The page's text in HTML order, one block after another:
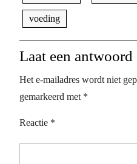
voeding
Laat een antwoord
Het e-mailadres wordt niet
gemarkeerd met *
Reactie *